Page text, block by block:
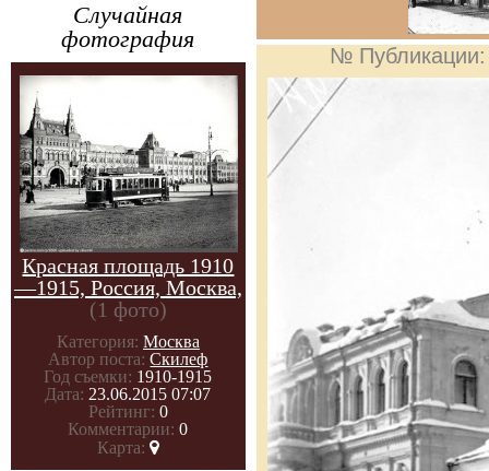
Случайная
фотография
Красная площадь 1910
—1915, Россия, Москва,
(1 фото)
Категория: Москва
Автор поста: Скилеф
Год съемки: 1910-1915
Дата: 23.06.2015 07:07
Рейтинг: 0
Комментарии: 0
Карта:
№